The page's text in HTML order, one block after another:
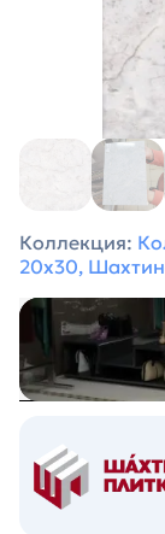
Коллекция:
20х30,